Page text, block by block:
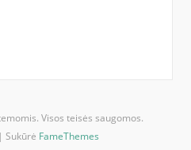
Visos teisės saugomos.
Sukūrė FameThemes